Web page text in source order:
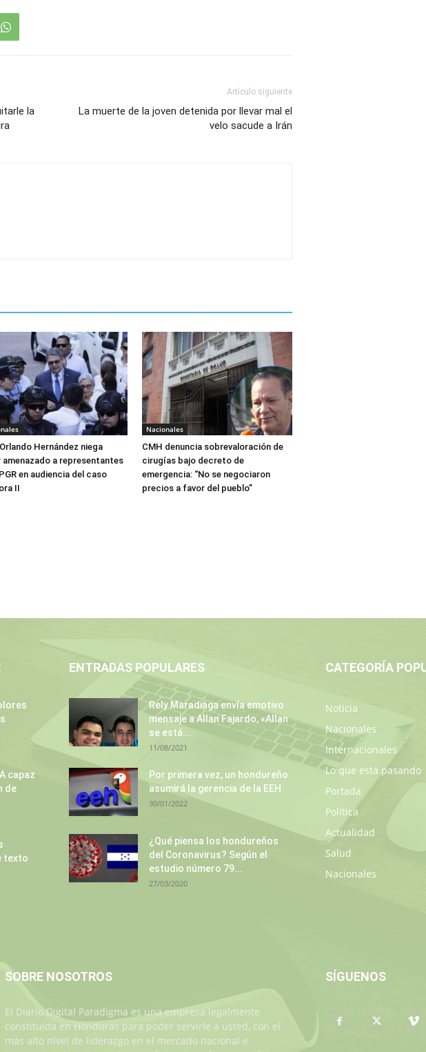
la
Artículo siguiente
La muerte de la joven detenida por llevar mal el
velo sacude a Irán
Hernández niega
amenazado a representantes
en audiencia del caso
II
Nacionales
CMH denuncia sobrevaloración de
cirugías bajo decreto de
emergencia: “No se negociaron
precios a favor del pueblo”
capaz
de
texto
ENTRADAS POPULARES
Rely Maradiaga envía emotivo
mensaje a Allan Fajardo, «Allan
se está...
11/08/2021
Por primera vez, un hondureño
asumirá la gerencia de la EEH
30/01/2022
¿Qué piensa los hondureños
del Coronavirus? Según el
estudio número 79...
27/03/2020
CATEGORÍA
Noticia
Nacionales
Internacionales
Lo que está pasando
Portada
Política
Actualidad
Salud
Nacionales
SOBRE NOSOTROS
El Diario Digital Paradigma es una empresa legalmente
constituida en Honduras para poder servirle a usted, con el
más alto nivel de liderazgo en el mercado nacional e
SÍGUENOS